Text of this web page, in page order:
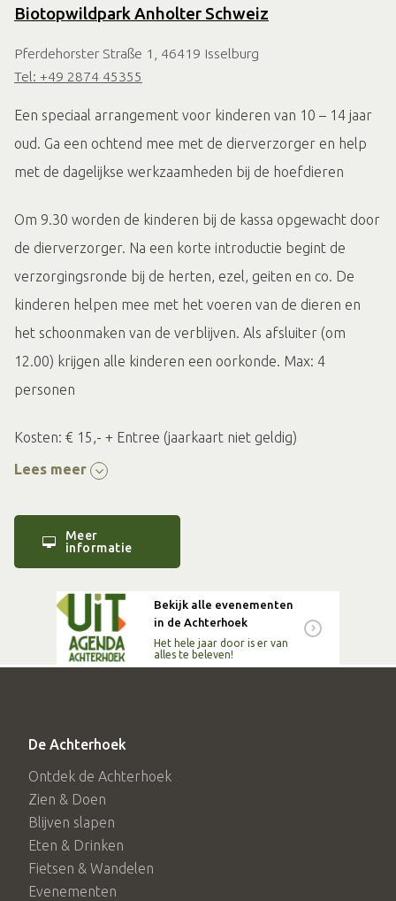
Biotopwildpark Anholter Schweiz
Pferdehorster Straße 1, 46419 Isselburg
Tel: +49 2874 45355
Een speciaal arrangement voor kinderen van 10 – 14 jaar
oud. Ga een ochtend mee met de dierverzorger en help
met de dagelijkse werkzaamheden bij de hoefdieren
Om 9.30 worden de kinderen bij de kassa opgewacht door
de dierverzorger. Na een korte introductie begint de
verzorgingsronde bij de herten, ezel, geiten en co. De
kinderen helpen mee met het voeren van de dieren en
het schoonmaken van de verblijven. Als afsluiter (om
12.00) krijgen alle kinderen een oorkonde. Max: 4
personen
Kosten: € 15,- + Entree (jaarkaart niet geldig)
worden
Aanmelden: +49 2874 45355 of
Lees meer
Meer
informatie
Bekijk alle evenementen
in de Achterhoek
Het hele jaar door is er van
alles te beleven!
De Achterhoek
Ontdek de Achterhoek
Zien & Doen
Blijven slapen
Eten & Drinken
Fietsen & Wandelen
Evenementen